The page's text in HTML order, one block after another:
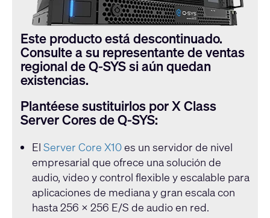
Este producto está descontinuado.
Consulte a su representante de ventas
regional de Q-SYS si aún quedan
existencias.
Plantéese sustituirlos por X Class
Server Cores de Q-SYS:
El Server Core X10es un servidor de nivel
empresarial que ofrece una solución de
audio, video y control flexible y escalable para
aplicaciones de mediana y gran escala con
hasta 256 × 256 E/S de audio en red.